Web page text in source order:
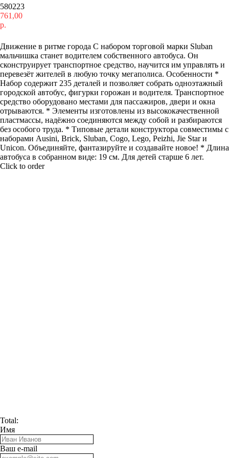
580223
761,00
р.
Движение в ритме города С набором торговой марки Sluban
мальчишка станет водителем собственного автобуса. Он
сконструирует транспортное средство, научится им управлять и
перевезёт жителей в любую точку мегаполиса. Особенности *
Набор содержит 235 деталей и позволяет собрать одноэтажный
городской автобус, фигурки горожан и водителя. Транспортное
средство оборудовано местами для пассажиров, двери и окна
отрываются. * Элементы изготовлены из высококачественной
пластмассы, надёжно соединяются между собой и разбираются
без особого труда. * Типовые детали конструктора совместимы с
наборами Ausini, Brick, Sluban, Cogo, Lego, Peizhi, Jie Star и
Unicon. Объединяйте, фантазируйте и создавайте новое! * Длина
автобуса в собранном виде: 19 см. Для детей старше 6 лет.
Click to order
Total:
Имя
Ваш e-mail